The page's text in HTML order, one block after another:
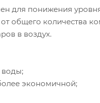
для понижения
общего количества
в воздух.
воды;
экономичной;